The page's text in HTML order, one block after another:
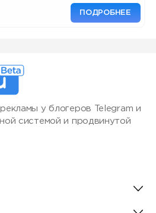
ПОДРОБНЕЕ
у блогеров Telegram и
системой и продвинутой